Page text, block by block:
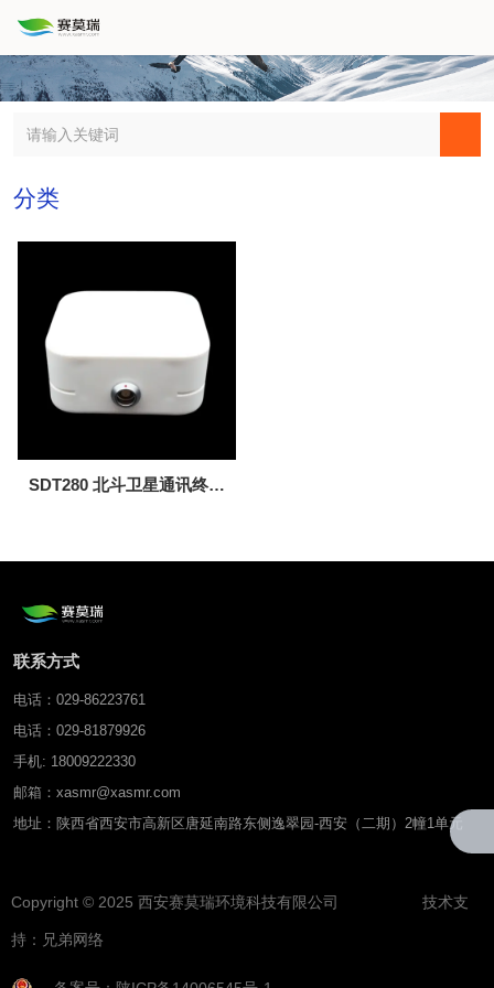
分类
SDT280 北斗卫星通讯终端
联系方式
电话：029-86223761
电话：029-81879926
手机: 18009222330
邮箱：xasmr@xasmr.com
地址：陕西省西安市高新区唐延南路东侧逸翠园-西安（二期）2幢1单元
Copyright © 2025 西安赛莫瑞环境科技有限公司 技术支
持： 兄弟网络